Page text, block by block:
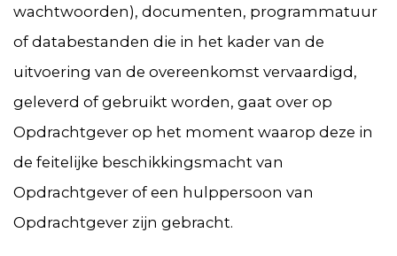
wachtwoorden), documenten, programmatuur
of databestanden die in het kader van de
uitvoering van de overeenkomst vervaardigd,
geleverd of gebruikt worden, gaat over op
Opdrachtgever op het moment waarop deze in
de feitelijke beschikkingsmacht van
Opdrachtgever of een hulppersoon van
Opdrachtgever zijn gebracht.